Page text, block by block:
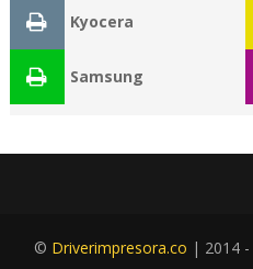
Kyocera
Samsung
© Driverimpresora.co | 2014 -